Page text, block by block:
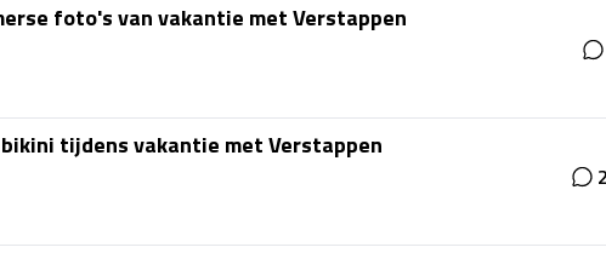
foto's van vakantie met Verstappen
tijdens vakantie met Verstappen